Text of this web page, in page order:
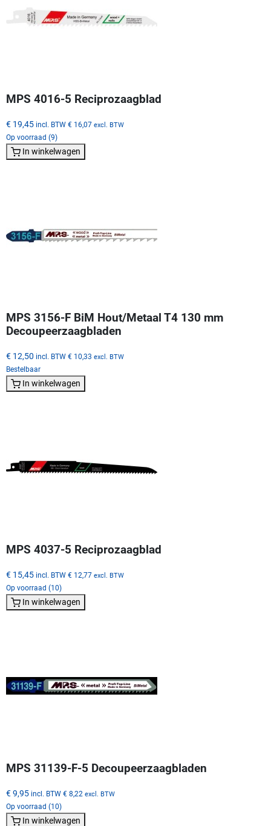
MPS 4016-5 Reciprozaagblad
€ 19,45 incl. BTW € 16,07 excl. BTW
Op voorraad (9)
In winkelwagen
MPS 3156-F BiM Hout/Metaal T4 130 mm
Decoupeerzaagbladen
€ 12,50 incl. BTW € 10,33 excl. BTW
Bestelbaar
In winkelwagen
MPS 4037-5 Reciprozaagblad
€ 15,45 incl. BTW € 12,77 excl. BTW
Op voorraad (10)
In winkelwagen
MPS 31139-F-5 Decoupeerzaagbladen
€ 9,95 incl. BTW € 8,22 excl. BTW
Op voorraad (10)
In winkelwagen